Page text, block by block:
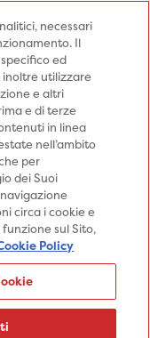
Punti prelievo
Prestazioni
Sedi
una visita
una visita
necessari
Il
ed
inoltre utilizzare
e altri
e di terze
in linea
nell’ambito
per
dei Suoi
circa i cookie e
sul Sito,
Policy